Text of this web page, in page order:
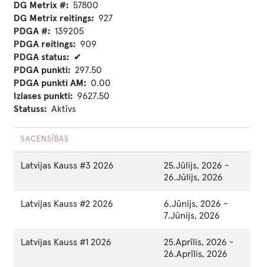
DG Metrix #
57800
DG Metrix reitings
927
PDGA #
139205
PDGA reitings
909
PDGA status
✔
PDGA punkti
297.50
PDGA punkti AM
0.00
Izlases punkti
9627.50
Statuss
Aktīvs
SACENSĪBAS
Latvijas Kauss #3 2026 25.Jūlijs, 2026 -
26.Jūlijs, 2026
Latvijas Kauss #2 2026 6.Jūnijs, 2026 -
7.Jūnijs, 2026
Latvijas Kauss #1 2026 25.Aprīlis, 2026 -
26.Aprīlis, 2026